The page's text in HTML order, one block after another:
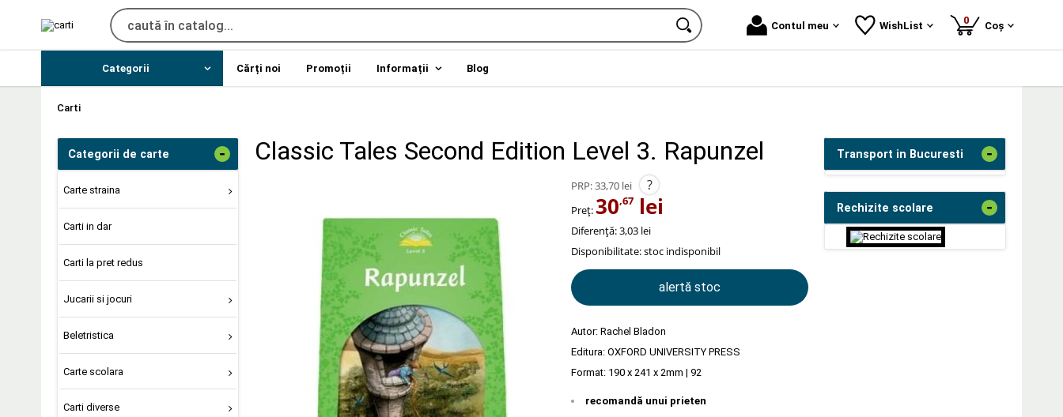
Contul meu WishList 0produse
Coș
Categorii Cărți noi Promoții Informații Blog
Carti
Categorii de carte -
Carte straina
Carti in dar
Carti la pret redus
Jucarii si jocuri
Beletristica
Carte scolara
Carti diverse
Classic Tales Second Edition Level 3. Rapunzel
PRP:33,70 lei ?
Preț: 30,67 lei
Diferență: 3,03 lei
Disponibilitate:stoc indisponibil
alertă stoc
Autor: Rachel Bladon
Editura: OXFORD UNIVERSITY PRESS
Format: 190 x 241 x 2mm | 92
recomandă unui prieten
Transport in Bucuresti -
Rechizite scolare -